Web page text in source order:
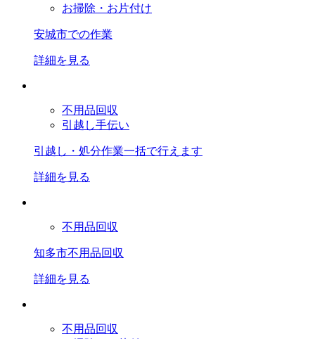
お掃除・お片付け
安城市での作業
詳細を見る
不用品回収
引越し手伝い
引越し・処分作業一括で行えます
詳細を見る
不用品回収
知多市不用品回収
詳細を見る
不用品回収